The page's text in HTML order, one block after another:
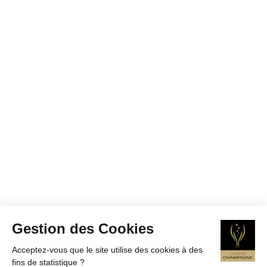
Gestion des Cookies
Acceptez-vous que le site utilise des cookies à des
fins de statistique ?